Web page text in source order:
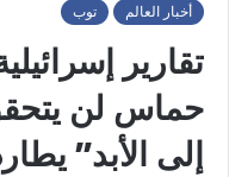
أخبار العالم توب
تقارير
حماس لن
إلى الأبد”